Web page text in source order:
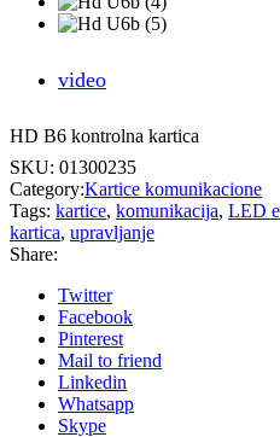
video
HD B6 kontrolna kartica
SKU: 01300235
Category:Kartice komunikacione
Tags: kartice, komunikacija, LED
kartica, upravljanje
Share:
Twitter
Facebook
Pinterest
Mail to friend
Linkedin
Whatsapp
Skype